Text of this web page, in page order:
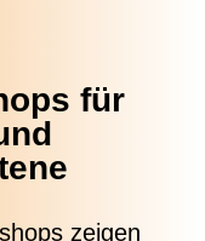
für
zeigen